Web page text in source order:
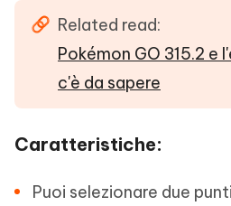
Related read:
Pokémon GO 315.2 e
c'è da sapere
Caratteristiche:
Puoi selezionare due